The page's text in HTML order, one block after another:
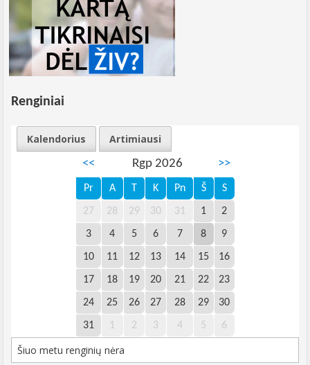
Renginiai
Kalendorius
Artimiausi
<<
Rgp 2026 >>
Pr A T K Pn Š S
27 28 29 30 31 1 2
3 4 5 6 7 8 9
10 11 12 13 14 15 16
17 18 19 20 21 22 23
24 25 26 27 28 29 30
31 1 2 3 4 5 6
Šiuo metu renginių nėra